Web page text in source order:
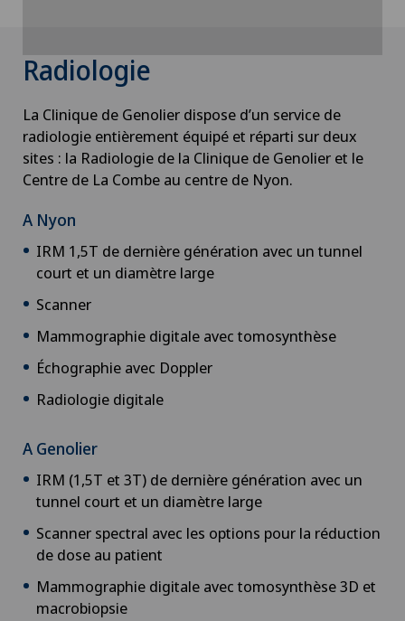
Radiologie
La Clinique de Genolier dispose d’un service de
radiologie entièrement équipé et réparti sur deux
sites : la Radiologie de la Clinique de Genolier et le
Centre de La Combe au centre de Nyon.
A Nyon
IRM 1,5T de dernière génération avec un tunnel
court et un diamètre large
Scanner
Mammographie digitale avec tomosynthèse
Échographie avec Doppler
Radiologie digitale
A Genolier
IRM (1,5T et 3T) de dernière génération avec un
tunnel court et un diamètre large
Scanner spectral avec les options pour la réduction
de dose au patient
Mammographie digitale avec tomosynthèse 3D et
macrobiopsie